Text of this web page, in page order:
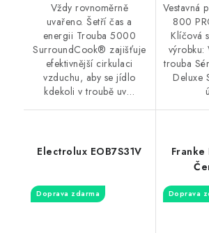
Vždy rovnoměrně
uvařeno. Šetří čas a
energii Trouba 5000
SurroundCook® zajišťuje
efektivnější cirkulaci
vzduchu, aby se jídlo
kdekoli v troubě uv…
Vestavná
800
Klíčová
výrobku:
trouba
Deluxe
Electrolux EOB7S31V
Doprava zdarma
Franke
Doprava